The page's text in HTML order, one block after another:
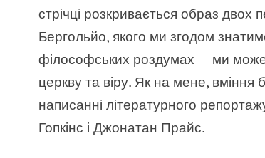
стрічці розкривається образ
Бергольйо, якого ми згодом
філософських роздумах — ми
церкву та віру. Як на мене,
написанні літературного
Гопкінс і Джонатан Прайс.